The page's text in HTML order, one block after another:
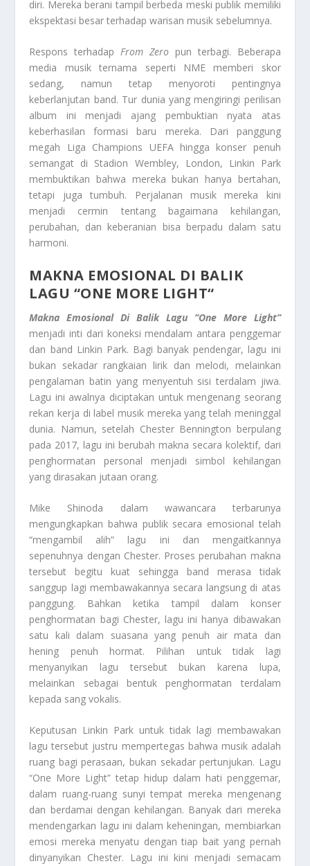
diri. Mereka berani tampil berbeda meski publik memiliki
ekspektasi besar terhadap warisan musik sebelumnya.
Respons terhadapFrom Zero pun terbagi. Beberapa
media musik ternama seperti NME memberi skor
sedang, namun tetap menyoroti pentingnya
keberlanjutan band. Tur dunia yang mengiringi perilisan
album ini menjadi ajang pembuktian nyata atas
keberhasilan formasi baru mereka. Dari panggung
megah Liga Champions UEFA hingga konser penuh
semangat di Stadion Wembley, London, Linkin Park
membuktikan bahwa mereka bukan hanya bertahan,
tetapi juga tumbuh. Perjalanan musik mereka kini
menjadi cermin tentang bagaimana kehilangan,
perubahan, dan keberanian bisa berpadu dalam satu
harmoni.
MAKNA EMOSIONAL DI BALIK
LAGU “ONE MORE LIGHT“
Makna Emosional Di Balik Lagu “One More Light”
menjadi inti dari koneksi mendalam antara penggemar
dan band Linkin Park. Bagi banyak pendengar, lagu ini
bukan sekadar rangkaian lirik dan melodi, melainkan
pengalaman batin yang menyentuh sisi terdalam jiwa.
Lagu ini awalnya diciptakan untuk mengenang seorang
rekan kerja di label musik mereka yang telah meninggal
dunia. Namun, setelah Chester Bennington berpulang
pada 2017, lagu ini berubah makna secara kolektif, dari
penghormatan personal menjadi simbol kehilangan
yang dirasakan jutaan orang.
Mike Shinoda dalam wawancara terbarunya
mengungkapkan bahwa publik secara emosional telah
“mengambil alih” lagu ini dan mengaitkannya
sepenuhnya dengan Chester. Proses perubahan makna
tersebut begitu kuat sehingga band merasa tidak
sanggup lagi membawakannya secara langsung di atas
panggung. Bahkan ketika tampil dalam konser
penghormatan bagi Chester, lagu ini hanya dibawakan
satu kali dalam suasana yang penuh air mata dan
hening penuh hormat. Pilihan untuk tidak lagi
menyanyikan lagu tersebut bukan karena lupa,
melainkan sebagai bentuk penghormatan terdalam
kepada sang vokalis.
Keputusan Linkin Park untuk tidak lagi membawakan
lagu tersebut justru mempertegas bahwa musik adalah
ruang bagi perasaan, bukan sekadar pertunjukan. Lagu
“One More Light” tetap hidup dalam hati penggemar,
dalam ruang-ruang sunyi tempat mereka mengenang
dan berdamai dengan kehilangan. Banyak dari mereka
mendengarkan lagu ini dalam keheningan, membiarkan
emosi mereka menyatu dengan tiap bait yang pernah
dinyanyikan Chester. Lagu ini kini menjadi semacam